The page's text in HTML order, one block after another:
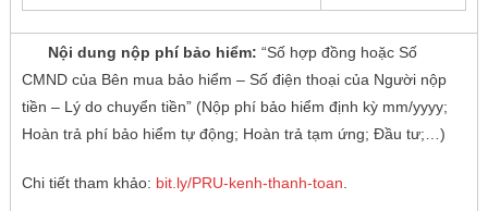
Nội dung nộp phí bảo hiểm: “Số hợp đồng hoặc Số
CMND của Bên mua bảo hiểm – Số điện thoại của Người nộp
tiền – Lý do chuyển tiền” (Nộp phí bảo hiểm định kỳ mm/yyyy;
Hoàn trả phí bảo hiểm tự động; Hoàn trả tạm ứng; Đầu tư;…)
Chi tiết tham khảo: bit.ly/PRU-kenh-thanh-toan